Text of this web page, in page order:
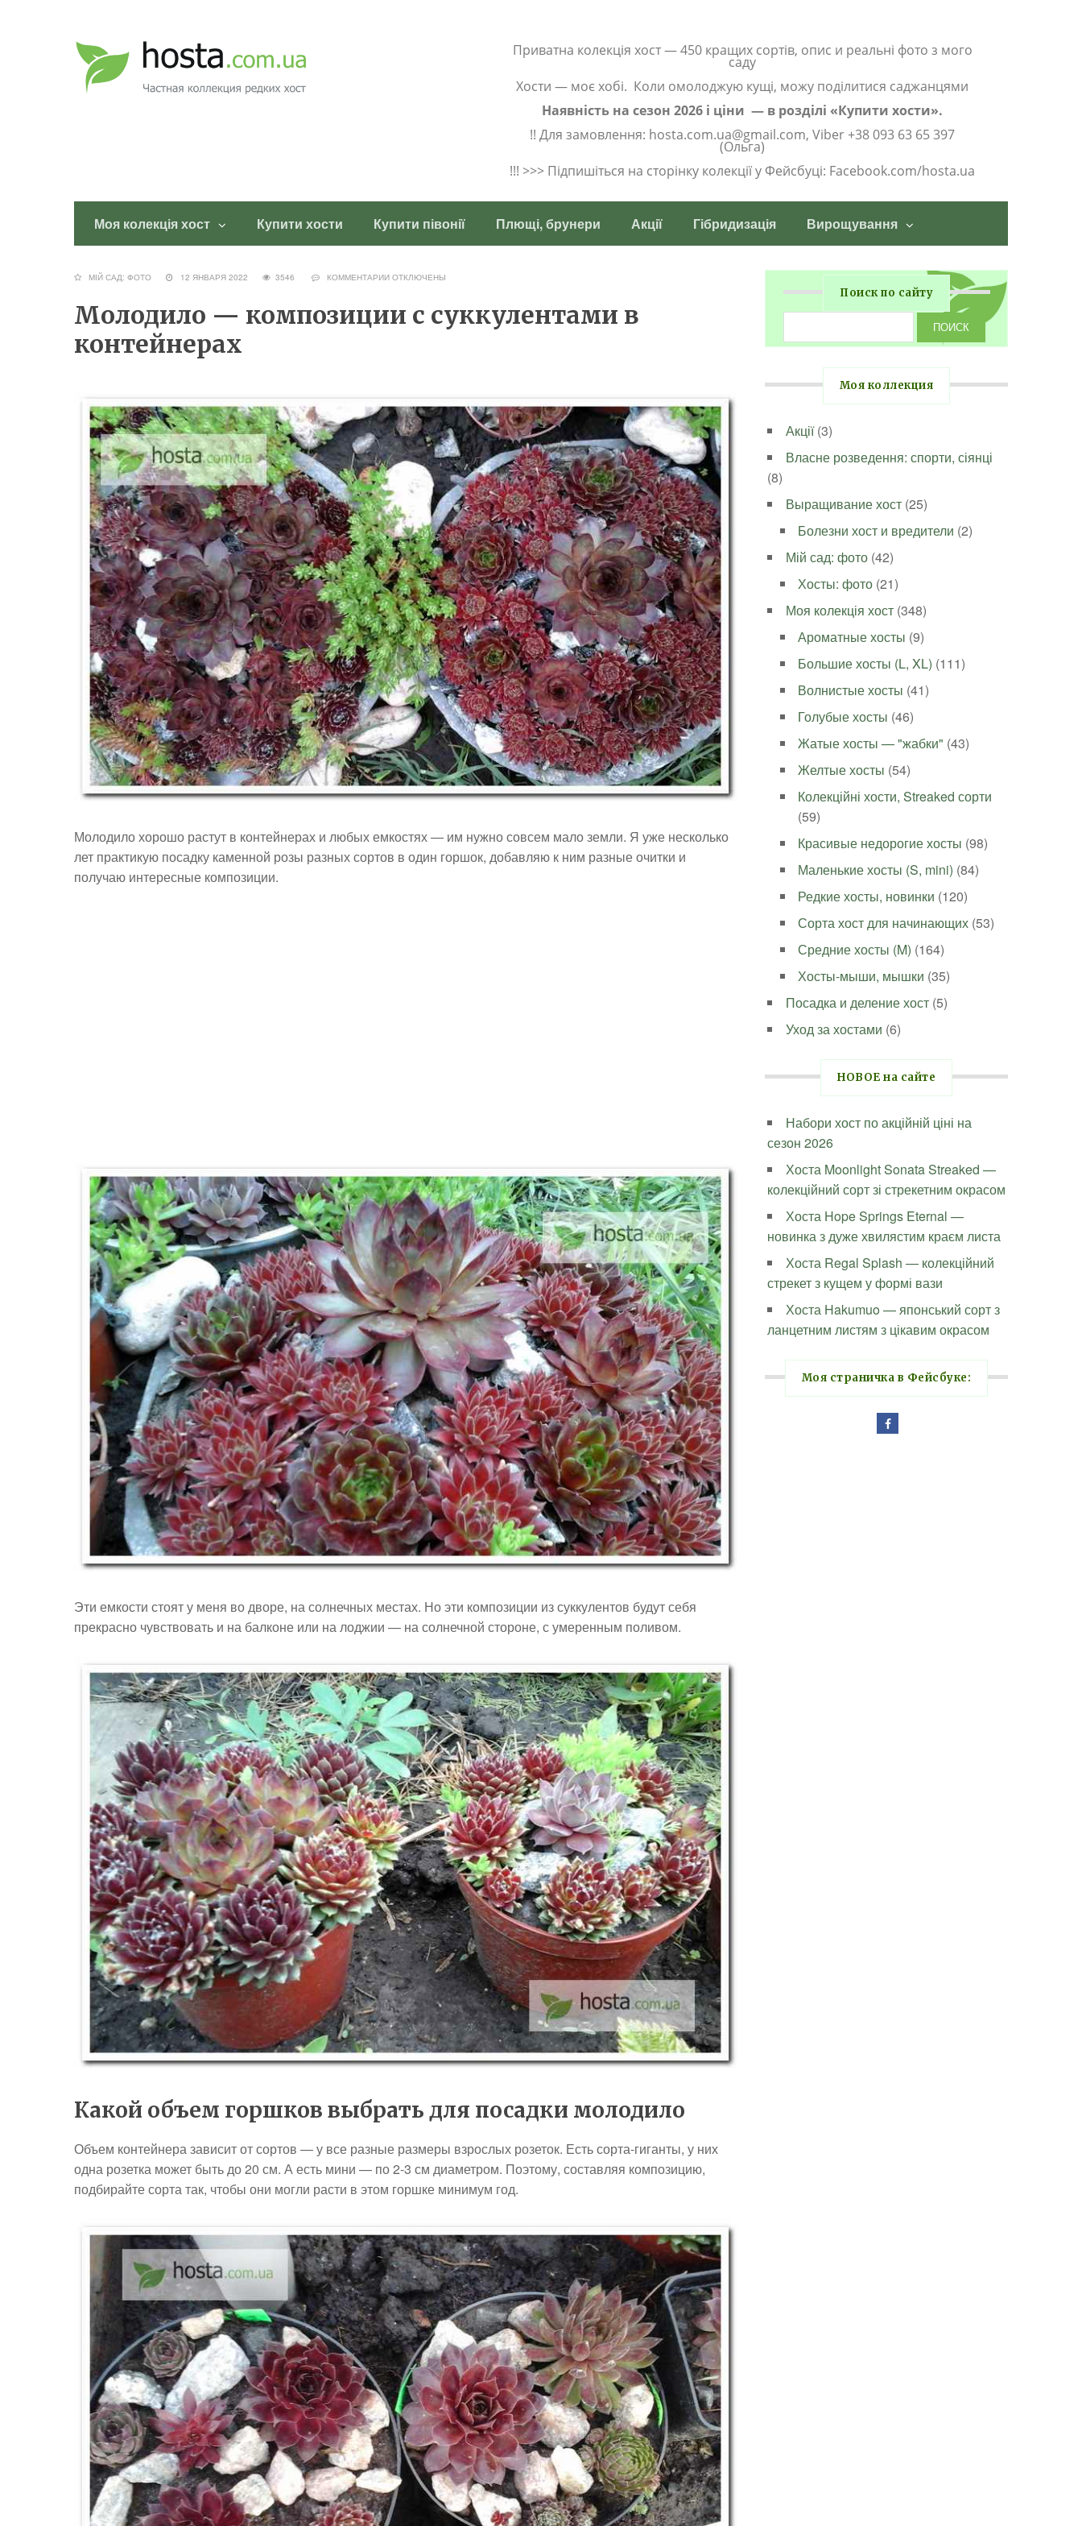
Приватна колекція хост — 450 кращих сортів, опис и реальні фото з мого
саду
Хости — моє хобі. Коли омолоджую кущі, можу поділитися саджанцями
Наявність на сезон 2026 і ціни — в розділі «Купити хости».
!! Для замовлення: hosta.com.ua@gmail.com, Viber +38 093 63 65 397
(Ольга)
!!! >>> Підпишіться на сторінку колекції у Фейсбуці: Facebook.com/hosta.ua
Моя колекція хост Купити хости Купити півонії Плющі, брунери Акції Гібридизація Вирощування
МІЙ САД: ФОТО 12 ЯНВАРЯ 2022 3546 КОММЕНТАРИИ ОТКЛЮЧЕНЫ
Молодило — композиции с суккулентами в
контейнерах
Молодило хорошо растут в контейнерах и любых емкостях — им нужно совсем мало земли. Я уже несколько
лет практикую посадку каменной розы разных сортов в один горшок, добавляю к ним разные очитки и
получаю интересные композиции.
Эти емкости стоят у меня во дворе, на солнечных местах. Но эти композиции из суккулентов будут себя
прекрасно чувствовать и на балконе или на лоджии — на солнечной стороне, с умеренным поливом.
Какой объем горшков выбрать для посадки молодило
Объем контейнера зависит от сортов — у все разные размеры взрослых розеток. Есть сорта-гиганты, у них
одна розетка может быть до 20 см. А есть мини — по 2-3 см диаметром. Поэтому, составляя композицию,
подбирайте сорта так, чтобы они могли расти в этом горшке минимум год.
Поиск по сайту
Моя коллекция
Акції(3)
Власне розведення: спорти, сіянці
(8)
Выращивание хост (25)
Болезни хост и вредители (2)
Мій сад: фото (42)
Хосты: фото (21)
Моя колекція хост (348)
Ароматные хосты (9)
Большие хосты (L, XL) (111)
Волнистые хосты (41)
Голубые хосты (46)
Жатые хосты — "жабки" (43)
Желтые хосты (54)
Колекційні хости, Streaked сорти
(59)
Красивые недорогие хосты (98)
Маленькие хосты (S, mini) (84)
Редкие хосты, новинки (120)
Сорта хост для начинающих (53)
Средние хосты (M) (164)
Хосты-мыши, мышки (35)
Посадка и деление хост (5)
Уход за хостами (6)
НОВОЕ на сайте
Набори хост по акційній ціні на
сезон 2026
Хоста Moonlight Sonata Streaked —
колекційний сорт зі стрекетним окрасом
Хоста Hope Springs Eternal —
новинка з дуже хвилястим краєм листа
Хоста Regal Splash — колекційний
стрекет з кущем у формі вази
Хоста Hakumuo — японський сорт з
ланцетним листям з цікавим окрасом
Моя страничка в Фейсбуке: